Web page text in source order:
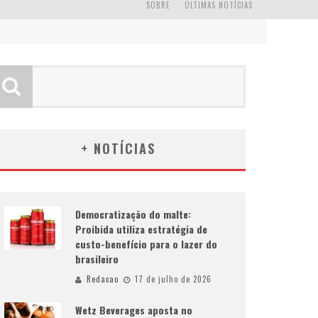
ÚLTIMAS NOTÍCIAS
SOBRE
+ NOTÍCIAS
Democratização do malte:
Proibida utiliza estratégia de
custo-benefício para o lazer do
brasileiro
Redacao 17 de julho de 2026
Wetz Beverages aposta no